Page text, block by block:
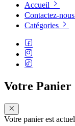
Accueil
Contactez-nous
Catégories
Votre Panier
Votre panier est